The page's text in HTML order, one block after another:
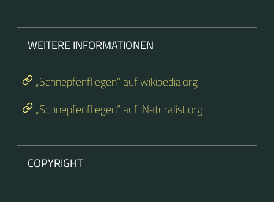
WEITERE INFORMATIONEN
„Schnepfenfliegen“ auf wikipedia.org
„Schnepfenfliegen“ auf iNaturalist.org
COPYRIGHT